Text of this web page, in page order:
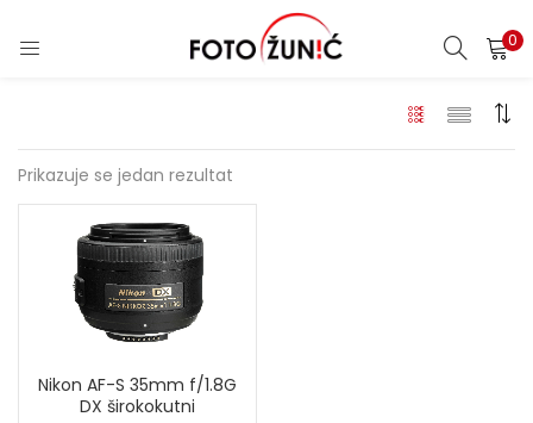
0
Prikazuje se jedan rezultat
Nikon AF-S 35mm f/1.8G
DX širokokutni